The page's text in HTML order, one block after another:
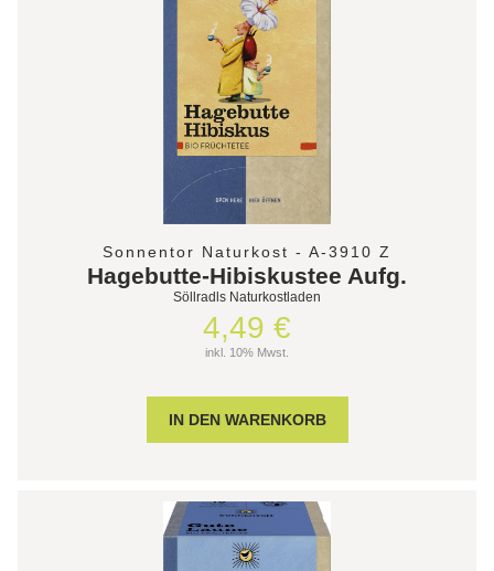
Sonnentor Naturkost - A-3910 Z
Hagebutte-Hibiskustee Aufg.
Söllradls Naturkostladen
4,49 €
inkl. 10% Mwst.